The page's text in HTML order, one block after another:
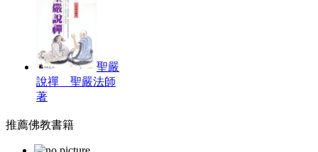
聖嚴
說禪 聖嚴法師
著
推薦佛教書籍